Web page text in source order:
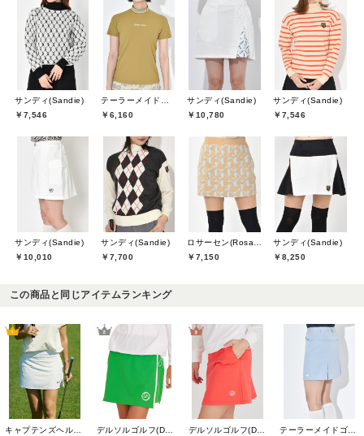
サンディ(Sandie)
￥7,546
￥6,160
サンディ(Sandie)
￥10,780
サンディ(Sandie)
￥7,546
サンディ(Sandie)
￥10,010
サンディ(Sandie)
￥7,700
￥7,150
サンディ(Sandie)
￥8,250
この商品と同じアイテムランキング
キャプテンズヘルムゴルフ(Captains Helm Golf)
デルソルゴルフ(DELSOL GOLF)
デルソルゴルフ(DELSOL GOLF)
テーラーメイドゴルフ(TaylorMade Golf)